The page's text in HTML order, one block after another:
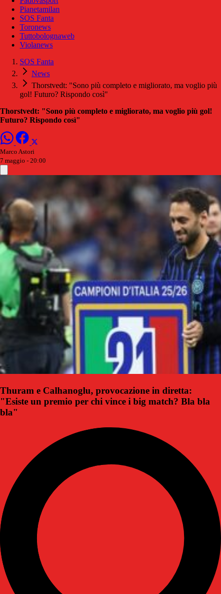
Pianetamilan
SOS Fanta
Toronews
Tuttobolognaweb
Violanews
SOS Fanta
News
Thorstvedt: "Sono più completo e migliorato, ma voglio più
gol! Futuro? Rispondo così"
Thorstvedt: "Sono più completo e migliorato, ma voglio più gol!
Futuro? Rispondo così"
Marco Astori
7 maggio - 20:00
Thuram e Calhanoglu, provocazione in diretta:
"Esiste un premio per chi vince i big match? Bla bla
bla"